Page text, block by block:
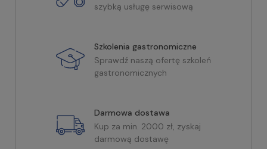
szybką usługę serwisową
Szkolenia gastronomiczne
Sprawdź naszą ofertę szkoleń
gastronomicznych
Darmowa dostawa
Kup za min. 2000 zł, zyskaj
darmową dostawę